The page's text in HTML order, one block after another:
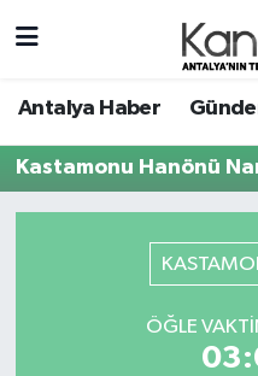
Antalya Haber
Kastamonu Hanönü
ÖĞLE
Antalya Haber
Dünya
Ekonomi
Hava Durumu
Trafik Durumu
Süper Lig Puan
Tüm Manşetler